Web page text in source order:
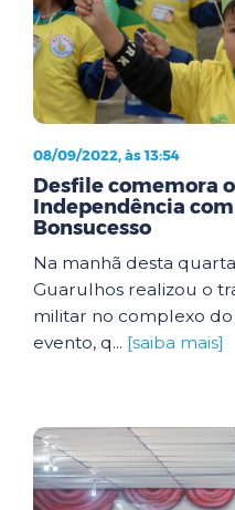
08/09/2022, às 13:54
Desfile comemora
Independência com
Bonsucesso
Na manhã desta
Guarulhos realizou o
militar no complexo do
evento, q... [saiba mais]